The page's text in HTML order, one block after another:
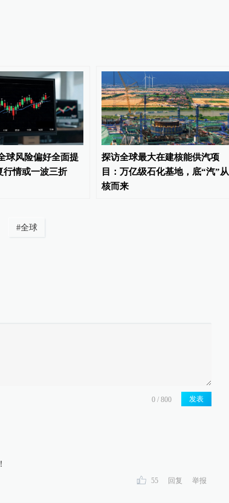
球风险偏好全面提
行情或一波三折
探访全球最大在建核能供汽项
目：万亿级石化基地，底“汽”从
核而来
#全球
发表
55 回复 举报